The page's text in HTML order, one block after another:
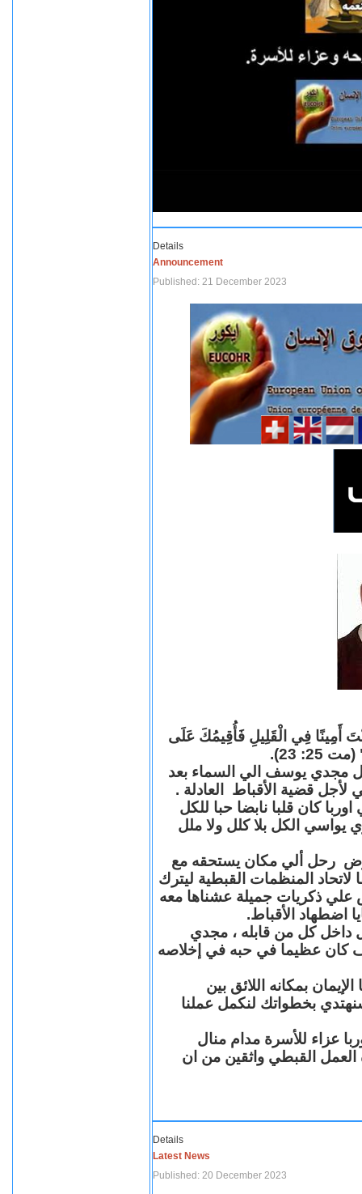
Details
Announcement
Published: 21 December 2023
أَمِينًا فِي الْقَلِيلِ فَأُقِيمُكَ عَلَى
23).
مجدي يوسف الي السماء بعد
قضية الأقباط العادلة .
كان قلبا نابضا حبا للكل
يواسي الكل بلا كلل ولا ملل
رحل ألي مكان يستحقه مع
المنظمات القبطية ليترك
علي ذكريات جميلة عشناها معه
اضطهاد الأقباط.
داخل كل من قابله ، مجدي
عظيما في حبه في إخلاصه
بمكانه اللائق بين
بخطواتك لنكمل عملنا
عزاء للأسرة مدام منال
العمل القبطي واثقين من ان
Details
Latest News
Published: 20 December 2023